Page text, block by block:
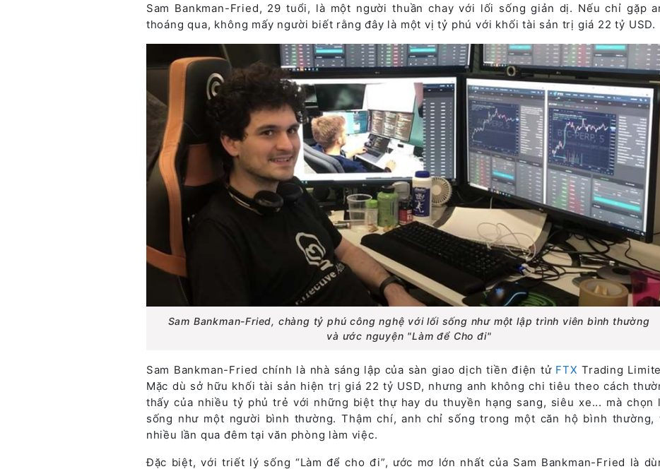
Sam Bankman-Fried, 29 tuổi, là một người thuần chay với lối sống giản dị. Nếu chỉ gặp
thoáng qua, không mấy người biết rằng đây là một vị tỷ phú với khối tài sản trị giá 22 tỷ USD.
Sam Bankman-Fried, chàng tỷ phú công nghệ với lối sống như một lập trình viên bình thường
và ước nguyện "Làm để Cho đi"
Sam Bankman-Fried chính là nhà sáng lập của sàn giao dịch tiền điện tử FTX Trading
Mặc dù sở hữu khối tài sản hiện trị giá 22 tỷ USD, nhưng anh không chi tiêu theo cách
thấy của nhiều tỷ phủ trẻ với những biệt thự hay du thuyền hạng sang, siêu xe... mà chọn
sống như một người bình thường. Thậm chí, anh chỉ sống trong một căn hộ bình thường,
nhiều lần qua đêm tại văn phòng làm việc.
Đặc biệt, với triết lý sống “Làm để cho đi”, ước mơ lớn nhất của Sam Bankman-Fried là